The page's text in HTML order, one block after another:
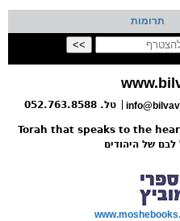
תרומות
טל. 052.763.8588
Torah that speaks to the
של היהודים